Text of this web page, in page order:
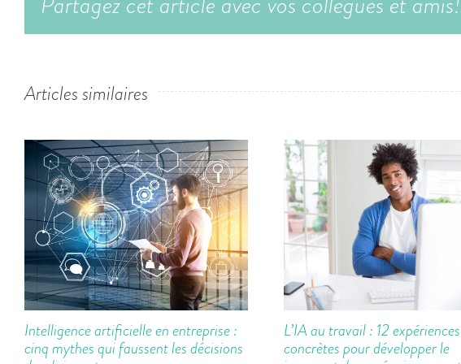
Articles similaires
Intelligence artificielle en entreprise :
cinq mythes qui faussent les décisions
L’IA au travail : 12 expériences
concrètes pour développer le